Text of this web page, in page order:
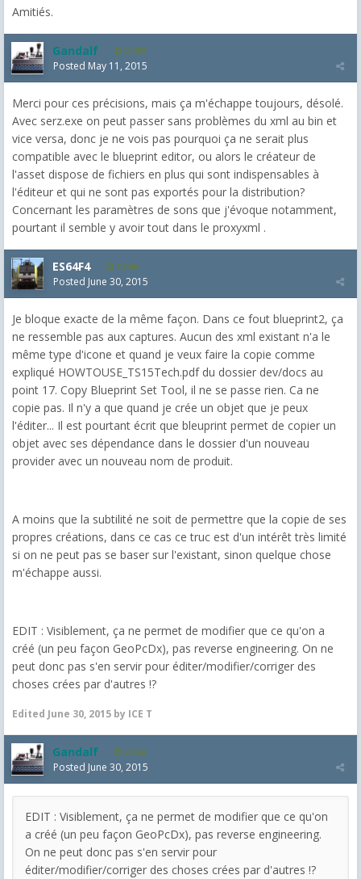
Amitiés.
Gandalf 2,463
Posted May 11, 2015
Merci pour ces précisions, mais ça m'échappe toujours, désolé.
Avec serz.exe on peut passer sans problèmes du xml au bin et
vice versa, donc je ne vois pas pourquoi ça ne serait plus
compatible avec le blueprint editor, ou alors le créateur de
l'asset dispose de fichiers en plus qui sont indispensables à
l'éditeur et qui ne sont pas exportés pour la distribution?
Concernant les paramètres de sons que j'évoque notamment,
pourtant il semble y avoir tout dans le proxyxml .
ES64F4 2,046
Posted June 30, 2015
Je bloque exacte de la même façon. Dans ce fout blueprint2, ça
ne ressemble pas aux captures. Aucun des xml existant n'a le
même type d'icone et quand je veux faire la copie comme
expliqué HOWTOUSE_TS15Tech.pdf du dossier dev/docs au
point 17. Copy Blueprint Set Tool, il ne se passe rien. Ca ne
copie pas. Il n'y a que quand je crée un objet que je peux
l'éditer... Il est pourtant écrit que bleuprint permet de copier un
objet avec ses dépendance dans le dossier d'un nouveau
provider avec un nouveau nom de produit.
A moins que la subtilité ne soit de permettre que la copie de ses
propres créations, dans ce cas ce truc est d'un intérêt très limité
si on ne peut pas se baser sur l'existant, sinon quelque chose
m'échappe aussi.
EDIT : Visiblement, ça ne permet de modifier que ce qu'on a
créé (un peu façon GeoPcDx), pas reverse engineering. On ne
peut donc pas s'en servir pour éditer/modifier/corriger des
choses crées par d'autres !?
Edited June 30, 2015 by ICE T
Gandalf 2,463
Posted June 30, 2015
EDIT : Visiblement, ça ne permet de modifier que ce qu'on
a créé (un peu façon GeoPcDx), pas reverse engineering.
On ne peut donc pas s'en servir pour
éditer/modifier/corriger des choses crées par d'autres !?